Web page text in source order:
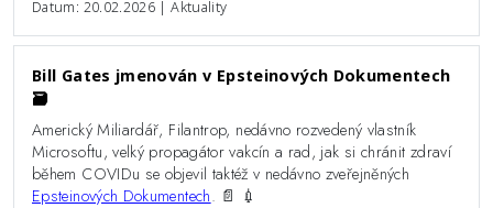
Datum: 20.02.2026 | Aktuality
Bill Gates jmenován v Epsteinových Dokumentech
🗃️
Americký Miliardář, Filantrop, nedávno rozvedený vlastník
Microsoftu, velký propagátor vakcín a rad, jak si chránit zdraví
během COVIDu se objevil taktéž v nedávno zveřejněných
Epsteinových Dokumentech. 📄 💉